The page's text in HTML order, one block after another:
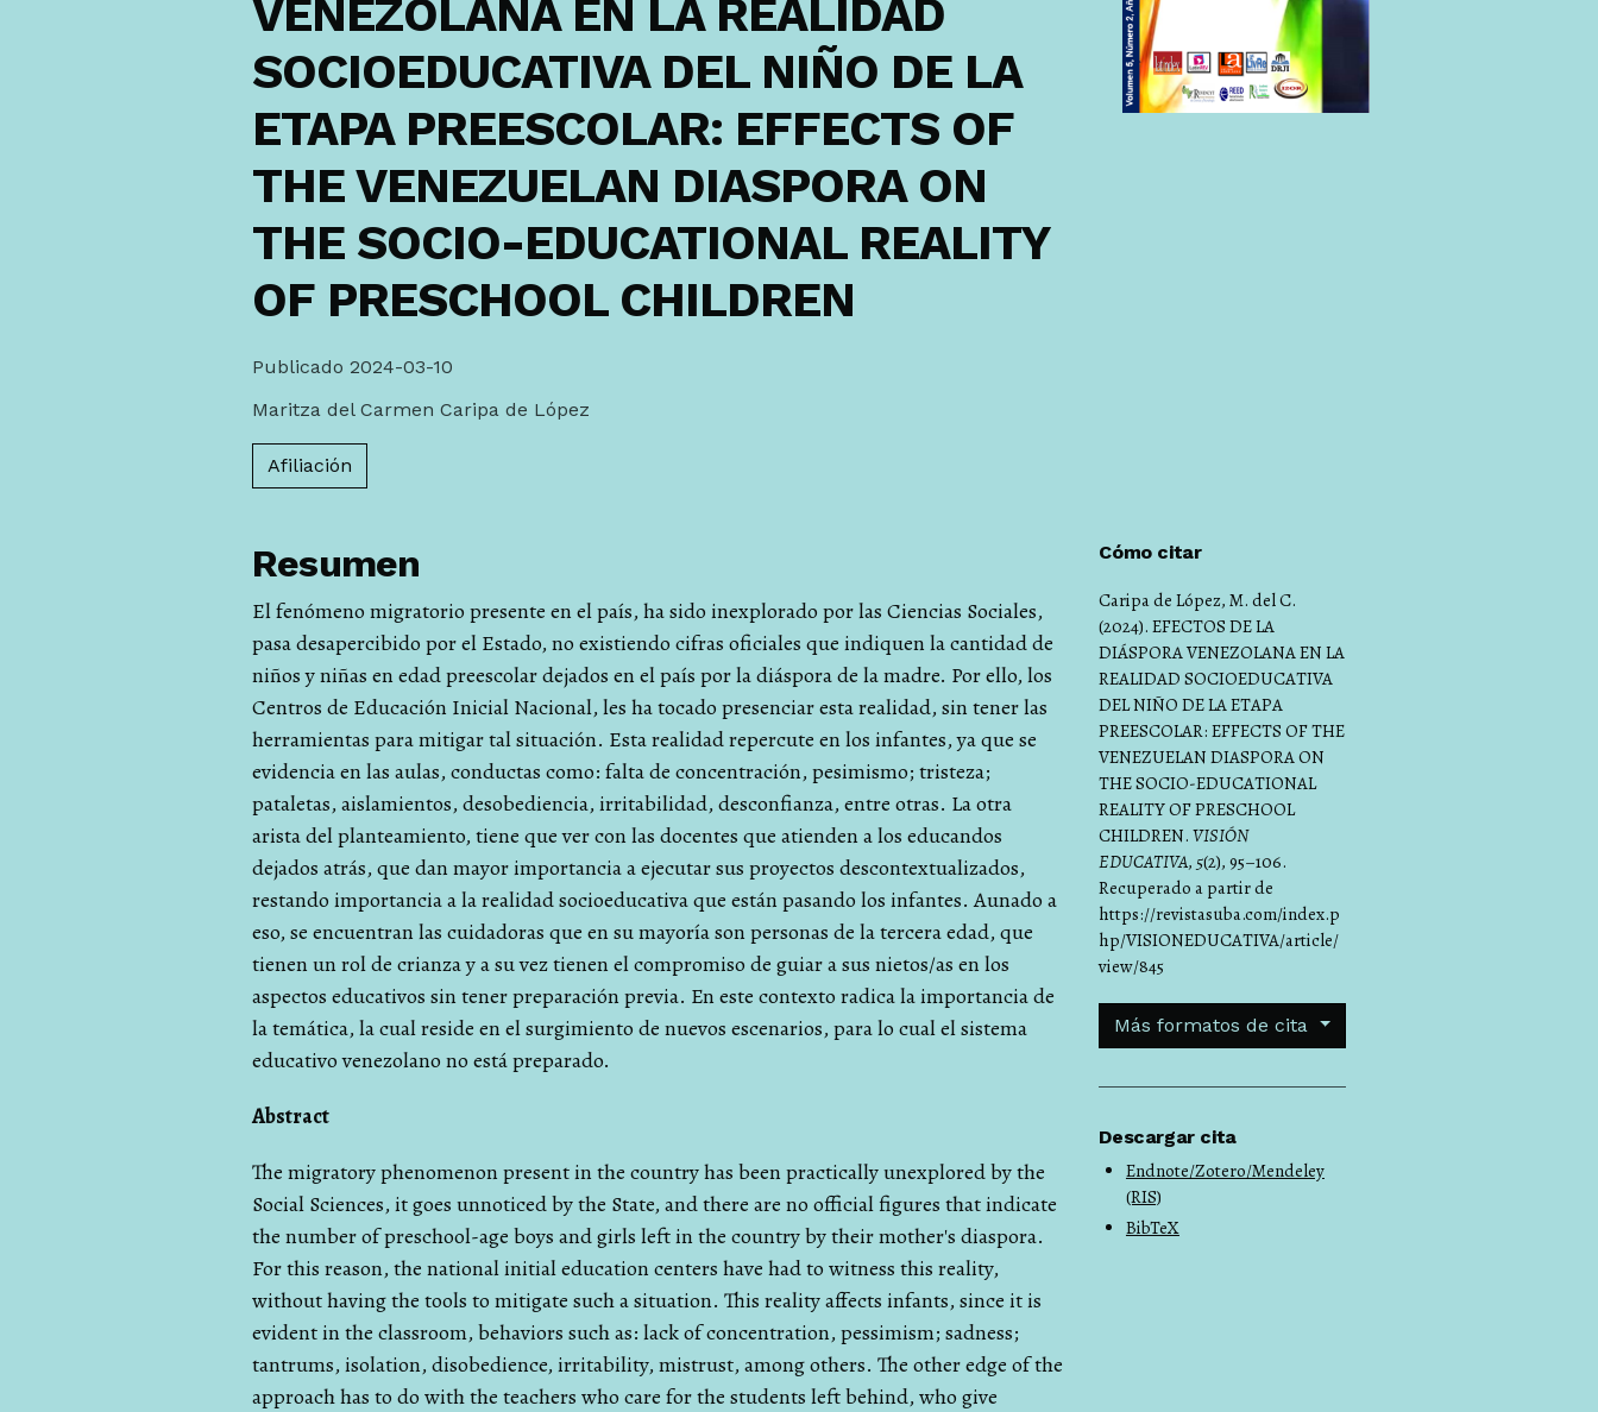
VENEZOLANA EN LA REALIDAD
SOCIOEDUCATIVA DEL NIÑO DE LA
ETAPA PREESCOLAR: EFFECTS OF
THE VENEZUELAN DIASPORA ON
THE SOCIO-EDUCATIONAL REALITY
OF PRESCHOOL CHILDREN
Publicado 2024-03-10
Maritza del Carmen Caripa de López
Afiliación
Cómo citar
Caripa de López, M. del C.
(2024). EFECTOS DE LA
DIÁSPORA VENEZOLANA EN LA
REALIDAD SOCIOEDUCATIVA
DEL NIÑO DE LA ETAPA
PREESCOLAR: EFFECTS OF THE
VENEZUELAN DIASPORA ON
THE SOCIO-EDUCATIONAL
REALITY OF PRESCHOOL
CHILDREN.VISIÓN
EDUCATIVA, 5(2), 95–106.
Recuperado a partir de
https://revistasuba.com/index.p
hp/VISIONEDUCATIVA/article/
view/845
Más formatos de cita
Descargar cita
Endnote/Zotero/Mendeley
(RIS)
BibTeX
Resumen
El fenómeno migratorio presente en el país, ha sido inexplorado por las Ciencias Sociales,
pasa desapercibido por el Estado, no existiendo cifras oficiales que indiquen la cantidad de
niños y niñas en edad preescolar dejados en el país por la diáspora de la madre. Por ello, los
Centros de Educación Inicial Nacional, les ha tocado presenciar esta realidad, sin tener las
herramientas para mitigar tal situación. Esta realidad repercute en los infantes, ya que se
evidencia en las aulas, conductas como: falta de concentración, pesimismo; tristeza;
pataletas, aislamientos, desobediencia, irritabilidad, desconfianza, entre otras. La otra
arista del planteamiento, tiene que ver con las docentes que atienden a los educandos
dejados atrás, que dan mayor importancia a ejecutar sus proyectos descontextualizados,
restando importancia a la realidad socioeducativa que están pasando los infantes. Aunado a
eso, se encuentran las cuidadoras que en su mayoría son personas de la tercera edad, que
tienen un rol de crianza y a su vez tienen el compromiso de guiar a sus nietos/as en los
aspectos educativos sin tener preparación previa. En este contexto radica la importancia de
la temática, la cual reside en el surgimiento de nuevos escenarios, para lo cual el sistema
educativo venezolano no está preparado.
Abstract
The migratory phenomenon present in the country has been practically unexplored by the
Social Sciences, it goes unnoticed by the State, and there are no official figures that indicate
the number of preschool-age boys and girls left in the country by their mother's diaspora.
For this reason, the national initial education centers have had to witness this reality,
without having the tools to mitigate such a situation. This reality affects infants, since it is
evident in the classroom, behaviors such as: lack of concentration, pessimism; sadness;
tantrums, isolation, disobedience, irritability, mistrust, among others. The other edge of the
approach has to do with the teachers who care for the students left behind, who give